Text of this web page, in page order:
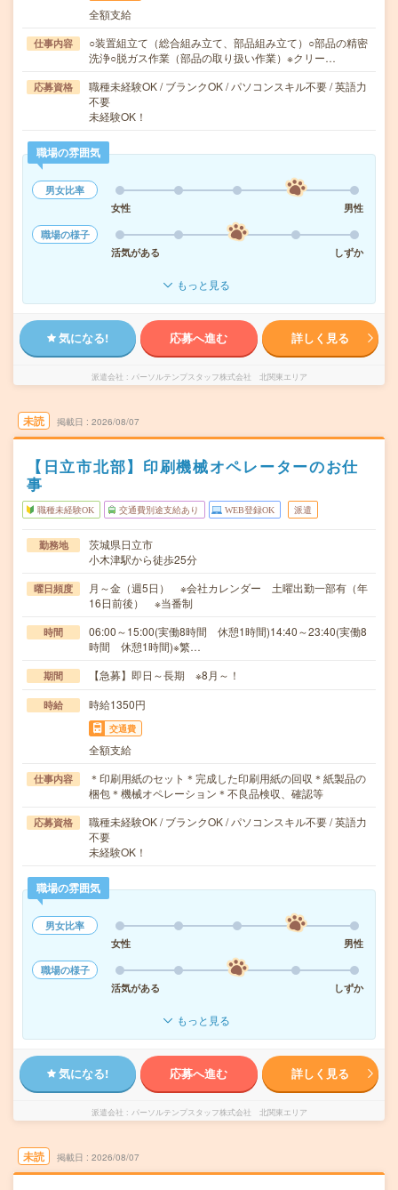
全額支給
仕事内容
○装置組立て（総合組み立て、部品組み立て）○部品の精密
洗浄○脱ガス作業（部品の取り扱い作業）※クリー…
応募資格
職種未経験OK / ブランクOK / パソコンスキル不要 / 英語力
不要
未経験OK！
職場の雰囲気
男女比率
女性
男性
職場の様子
活気がある
しずか
もっと見る
気になる! 応募へ進む 詳しく見る
派遣会社 パーソルテンプスタッフ株式会社 北関東エリア
未読 掲載日 2026/08/07
【日立市北部】印刷機械オペレーターのお仕
事
職種未経験OK 交通費別途支給あり WEB登録OK 派遣
勤務地
茨城県日立市
小木津駅から徒歩25分
曜日頻度
月～金（週5日） ※会社カレンダー 土曜出勤一部有（年
16日前後） ※当番制
時間
06:00～15:00(実働8時間 休憩1時間)14:40～23:40(実働8
時間 休憩1時間)※繁…
期間 【急募】即日～長期 ※8月～！
時給 時給1350円
交通費
全額支給
仕事内容
＊印刷用紙のセット＊完成した印刷用紙の回収＊紙製品の
梱包＊機械オペレーション＊不良品検収、確認等
応募資格
職種未経験OK / ブランクOK / パソコンスキル不要 / 英語力
不要
未経験OK！
職場の雰囲気
男女比率
女性
男性
職場の様子
活気がある
しずか
もっと見る
気になる! 応募へ進む 詳しく見る
派遣会社 パーソルテンプスタッフ株式会社 北関東エリア
未読 掲載日 2026/08/07